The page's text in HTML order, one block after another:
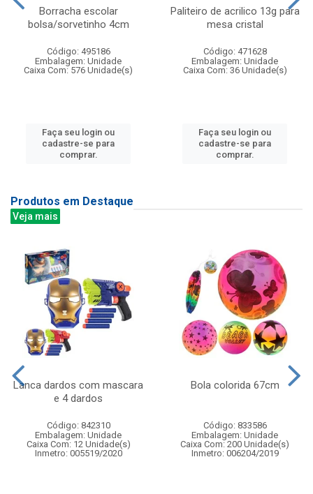
Borracha escolar
bolsa/sorvetinho 4cm
Código: 495186
Embalagem: Unidade
Caixa Com: 576 Unidade(s)
Faça seu login ou
cadastre-se para
comprar.
Paliteiro de acrilico 13g para
mesa cristal
Código: 471628
Embalagem: Unidade
Caixa Com: 36 Unidade(s)
Faça seu login ou
cadastre-se para
comprar.
Produtos em Destaque
Veja mais
Lanca dardos com mascara
e 4 dardos
Código: 842310
Embalagem: Unidade
Caixa Com: 12 Unidade(s)
Inmetro: 005519/2020
Bola colorida 67cm
Código: 833586
Embalagem: Unidade
Caixa Com: 200 Unidade(s)
Inmetro: 006204/2019